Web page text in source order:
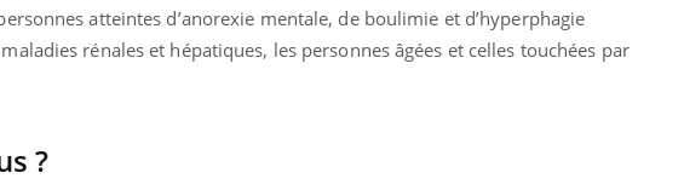
atteintes d’anorexie mentale, de boulimie et d’hyperphagie
rénales et hépatiques, les personnes âgées et celles touchées par
?
jumeau numérique » pour
lié à un groupe mutualiste